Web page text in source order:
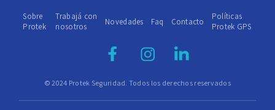
© 2024 Protek Seguridad. Todos los derechos reservados
Sobre
Protek
Trabajá con
nosotros
Novedades Faq Contacto
Políticas
Protek GPS